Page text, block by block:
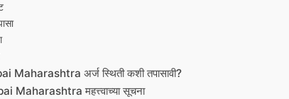
अर्ज स्थिती कशी तपासावी?
महत्त्वाच्या सूचना